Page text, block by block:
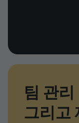
팀 관리
그리고